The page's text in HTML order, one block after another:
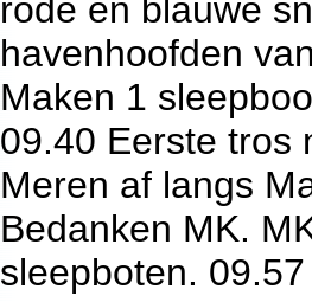
rode en blauwe
havenhoofden
Maken 1
09.40 Eerste tros
Meren af langs
Bedanken MK.
sleepboten.